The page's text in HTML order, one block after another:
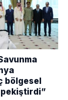
bölgesel